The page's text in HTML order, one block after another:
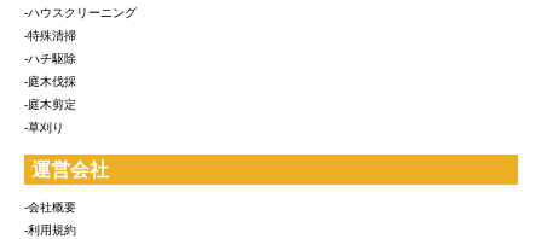
-ハウスクリーニング
-特殊清掃
-ハチ駆除
-庭木伐採
-庭木剪定
-草刈り
運営会社
-会社概要
-利用規約